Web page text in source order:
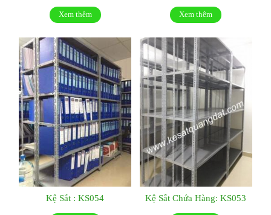
Xem thêm Xem thêm
Kệ Sắt : KS054 Kệ Sắt Chứa Hàng: KS053